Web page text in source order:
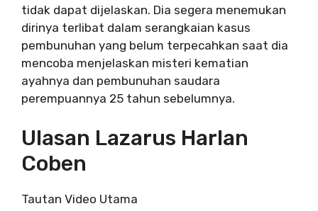
tidak dapat dijelaskan. Dia segera menemukan
dirinya terlibat dalam serangkaian kasus
pembunuhan yang belum terpecahkan saat dia
mencoba menjelaskan misteri kematian
ayahnya dan pembunuhan saudara
perempuannya 25 tahun sebelumnya.
Ulasan Lazarus Harlan
Coben
Tautan Video Utama